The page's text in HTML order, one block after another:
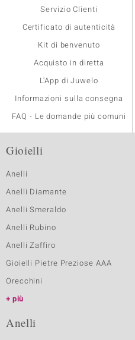
Servizio Clienti
Certificato di autenticità
Kit di benvenuto
Acquisto in diretta
L'App di Juwelo
Informazioni sulla consegna
FAQ - Le domande più comuni
Gioielli
Anelli
Anelli Diamante
Anelli Smeraldo
Anelli Rubino
Anelli Zaffiro
Gioielli Pietre Preziose AAA
Orecchini
più
Anelli